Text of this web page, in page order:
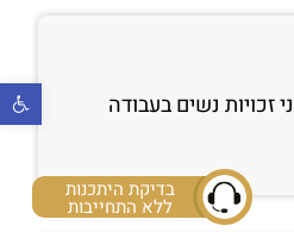
בדיקת היתכנות
ללא התחייבות
זכויות נשים בעבודה